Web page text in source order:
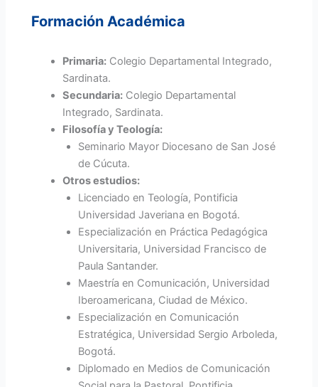
Formación Académica
Primaria: Colegio Departamental Integrado,
Sardinata.
Secundaria: Colegio Departamental
Integrado, Sardinata.
Filosofía y Teología:
Seminario Mayor Diocesano de San José
de Cúcuta.
Otros estudios:
Licenciado en Teología, Pontificia
Universidad Javeriana en Bogotá.
Especialización en Práctica Pedagógica
Universitaria, Universidad Francisco de
Paula Santander.
Maestría en Comunicación, Universidad
Iberoamericana, Ciudad de México.
Especialización en Comunicación
Estratégica, Universidad Sergio Arboleda,
Bogotá.
Diplomado en Medios de Comunicación